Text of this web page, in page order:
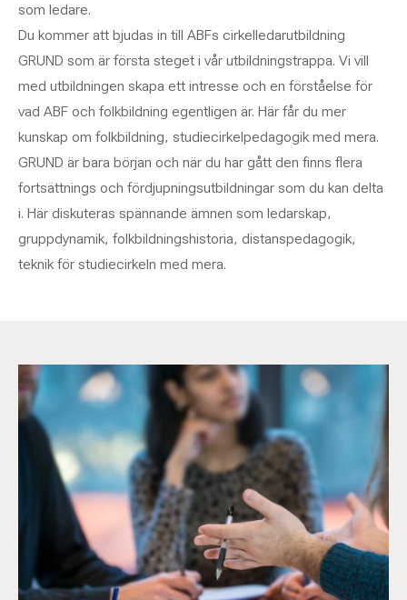
som ledare.
Du kommer att bjudas in till ABFs cirkelledarutbildning
GRUND som är första steget i vår utbildningstrappa. Vi vill
med utbildningen skapa ett intresse och en förståelse för
vad ABF och folkbildning egentligen är. Här får du mer
kunskap om folkbildning, studiecirkelpedagogik med mera.
GRUND är bara början och när du har gått den finns flera
fortsättnings och fördjupningsutbildningar som du kan delta
i. Här diskuteras spännande ämnen som ledarskap,
gruppdynamik, folkbildningshistoria, distanspedagogik,
teknik för studiecirkeln med mera.